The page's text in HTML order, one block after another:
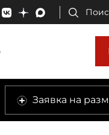
Заявка на